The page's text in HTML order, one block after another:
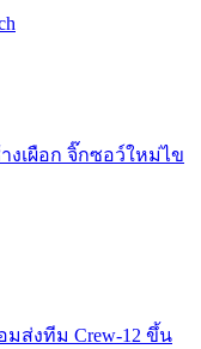
งเผือก จิ๊กซอว์ใหม่ไข
มส่งทีม Crew-12 ขึ้น